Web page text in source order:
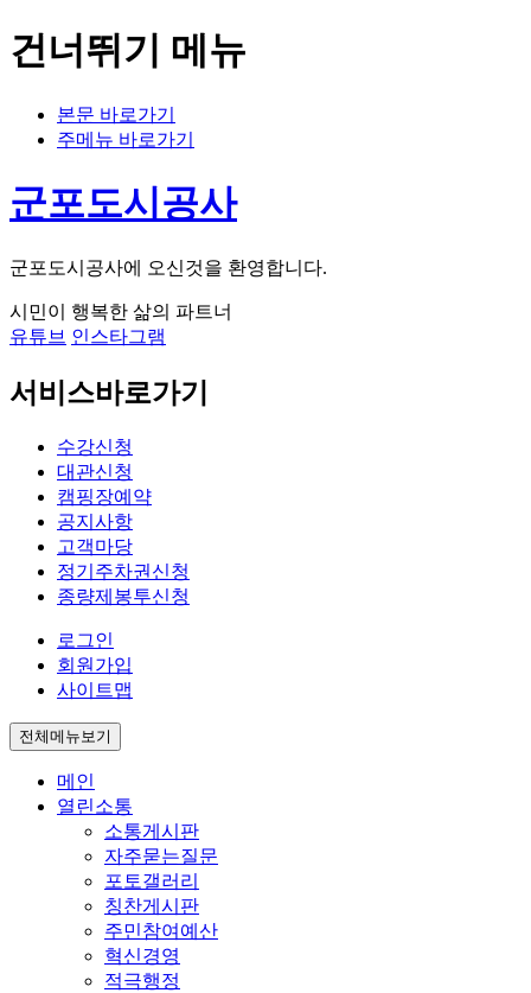
건너뛰기 메뉴
본문 바로가기
주메뉴 바로가기
군포도시공사
군포도시공사에 오신것을 환영합니다.
시민이 행복한 삶의 파트너
유튜브 인스타그램
서비스바로가기
수강신청
대관신청
캠핑장예약
공지사항
고객마당
정기주차권신청
종량제봉투신청
로그인
회원가입
사이트맵
전체메뉴보기
메인
열린소통
소통게시판
자주묻는질문
포토갤러리
칭찬게시판
주민참여예산
혁신경영
적극행정